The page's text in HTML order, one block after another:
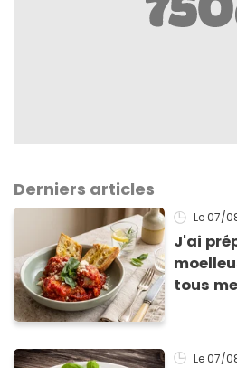
Derniers articles
Le 07/
J'ai
tous
Le 07/